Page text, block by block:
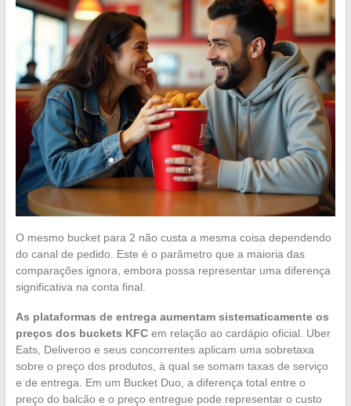
O mesmo bucket para 2 não custa a mesma coisa dependendo
do canal de pedido. Este é o parâmetro que a maioria das
comparações ignora, embora possa representar uma diferença
significativa na conta final.
As plataformas de entrega aumentam sistematicamente os
preços dos buckets KFCem relação ao cardápio oficial. Uber
Eats, Deliveroo e seus concorrentes aplicam uma sobretaxa
sobre o preço dos produtos, à qual se somam taxas de serviço
e de entrega. Em um Bucket Duo, a diferença total entre o
preço do balcão e o preço entregue pode representar o custo